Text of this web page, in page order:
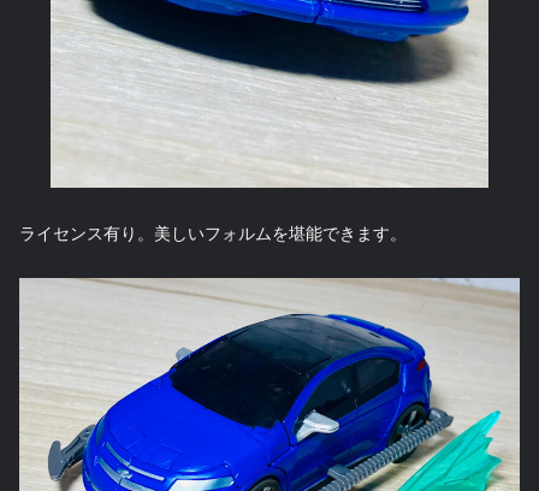
ライセンス有り。美しいフォルムを堪能できます。